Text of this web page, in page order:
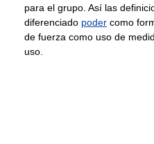
para el grupo. Así las
diferenciado poder como
de fuerza como uso de
uso.